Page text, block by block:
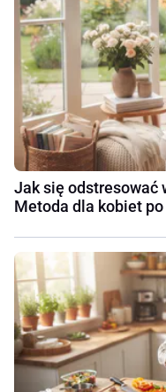
Jak się odstresować
Metoda dla kobiet